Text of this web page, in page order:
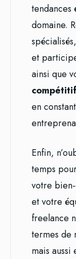
tendances
domaine.
et
ainsi que
en
Enfin,
temps
votre
et votre
freelance
termes de
mais aussi